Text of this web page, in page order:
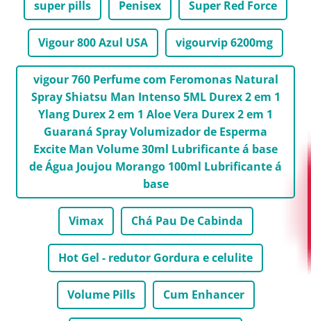
super pills Penisex Super Red Force
Vigour 800 Azul USA vigourvip 6200mg
vigour 760 Perfume com Feromonas Natural
Spray Shiatsu Man Intenso 5ML Durex 2 em 1
Ylang Durex 2 em 1 Aloe Vera Durex 2 em 1
Guaraná Spray Volumizador de Esperma
Excite Man Volume 30ml Lubrificante á base
de Água Joujou Morango 100ml Lubrificante á
base
Vimax Chá Pau De Cabinda
Hot Gel - redutor Gordura e celulite
Volume Pills Cum Enhancer